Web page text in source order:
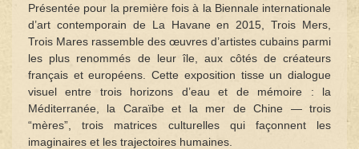
Présentée pour la première fois à la Biennale internationale
d’art contemporain de La Havane en 2015, Trois Mers,
Trois Mares rassemble des œuvres d’artistes cubains parmi
les plus renommés de leur île, aux côtés de créateurs
français et européens. Cette exposition tisse un dialogue
visuel entre trois horizons d’eau et de mémoire : la
Méditerranée, la Caraïbe et la mer de Chine — trois
“mères”, trois matrices culturelles qui façonnent les
imaginaires et les trajectoires humaines.